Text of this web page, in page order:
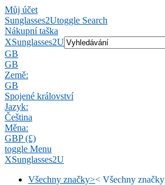
Můj účet
Sunglasses2Utoggle Search
Nákupní taška
XSunglasses2U
GB
GB
Země:
GB
Spojené království
Jazyk:
Čeština
Měna:
GBP (£)
toggle Menu
XSunglasses2U
Všechny značky>< Všechny značky